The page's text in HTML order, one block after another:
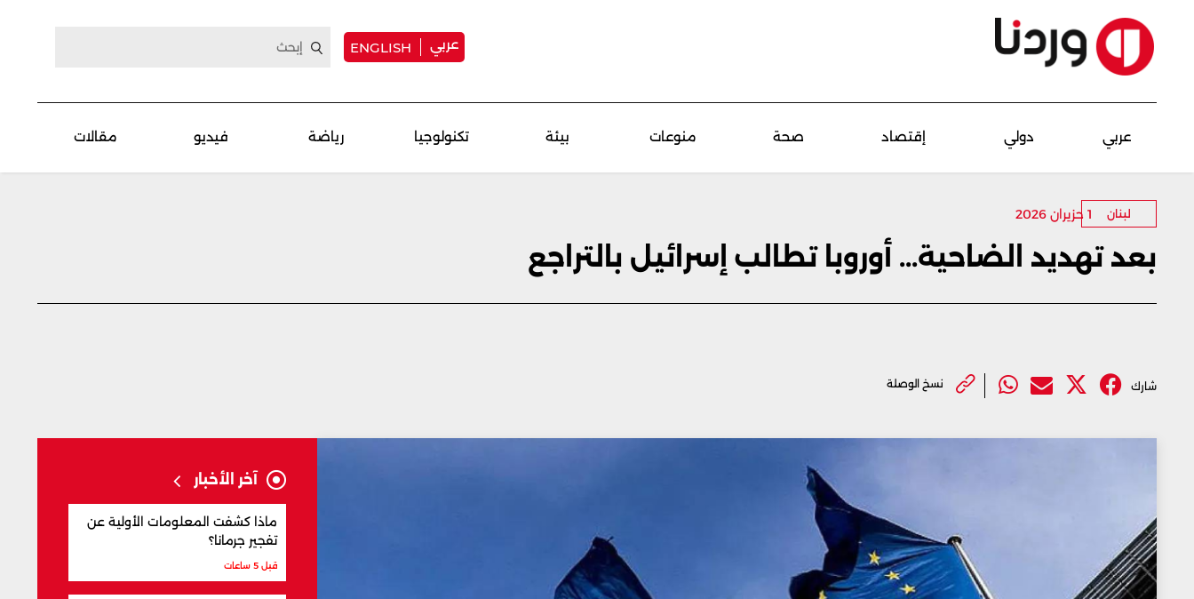
عربي ENGLISH
عربي دولي إقتصاد صحة منوعات بيئة تكنولوجيا رياضة فيديو مقالات
لبنان 1 حزيران 2026
بعد تهديد الضاحية... أوروبا تطالب إسرائيل بالتراجع
شارك نسخ الوصلة
آخر الأخبار
ماذا كشفت المعلومات الأولية عن
تفجير جرمانا؟
قبل 5 ساعات